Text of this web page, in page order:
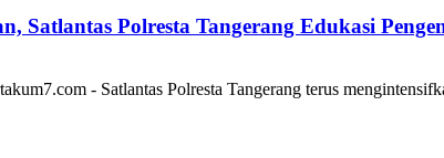
Satlantas Polresta Tangerang Edukasi
- Satlantas Polresta Tangerang terus